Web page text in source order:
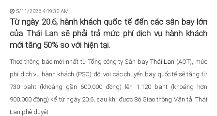
5/11/2026 4:19:30 AM
Từ ngày 20.6, hành khách quốc tế đến các sân bay lớn
của Thái Lan sẽ phải trả mức phí dịch vụ hành khách
mới tăng 50% so với hiện tại.
Theo thông báo mới nhất từ Tổng công ty Sân bay Thái Lan (AOT), mức
phí dịch vụ hành khách (PSC) đối với các chuyến bay quốc tế sẽ tăng từ
730 baht (khoảng gần 600.000 đồng) lên 1.120 baht (khoảng hơn
900.000 đồng) kể từ ngày 20.6, sau khi được Bộ Giao thông Vận tải Thái
Lan phê duyệt.